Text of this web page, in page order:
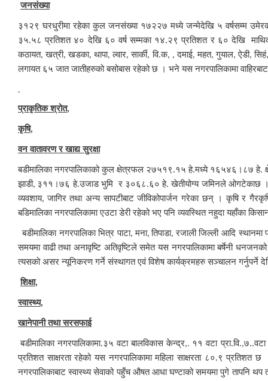
जनसंख्या
३१२९ घरधुरीमा रहेका कुल जनसंख्या १७२२७ मध्ये जन्मेदेखि ५ वर्षसम्म
३५.५८ प्रतिशत ४० देखि ६० वर्ष सम्मका १४.२९ प्रतिशत र ६० देखि
कठायत,खत्री,खडका,थापा,ल्वार,सार्की,वि.क, ,दमाई,महत,गुयाल,ऐडी,सिहं
लगायत ६५ जात जातीहरुको बसोबास रहेको छ । भने यस नगरपालिकामा
प्राकृतिक श्रोत,
कृषि,
वन वातावरण र खाद्य सुरक्षा
बडीमालिका नगरपालिकाको कुल क्षेत्रफल २७५१९.१५ हे.मध्ये १६५४६।८७
झाडी, ३११।७६ हे.उजाड भुमि र ३०६८.६० हे. खेतीयोग्य जमिनले ओगटेकाछ । यस
व्यवशाय,जागिर तथा अन्य सापटीबाट जीविकोपार्जन गरेका छन् । कृषि र
बडिमालिका नगरपालिकामा एउटा डेरी रहेको भए पनि व्यवस्थित नहुदा यहाँका
बडीमालिका नगरपालिका भित्र पाटा,मना,तिपाडा,रजाली जिल्ली आदि स्थानमा
समयमा वाढी तथा अनावृष्टि अतिवृष्टिले समेत यस नगरपालिकामा बर्षेनी
त्यसको असर न्यूनिकरण गर्ने संस्थागत एवं विशेष कार्यक्रमहरु सञ्चालन गर्नुपर्ने
शिक्षा,
स्वास्थ्य,
खानेपानी तथा सरसफाई
बडीमालिका नगरपालिकामा.३५ वटा बालविकास केन्द्र,. ११ वटा प्रा.वि.,
प्रतिशत साक्षरता रहेको यस नगरपालिकामा महिला साक्षरता ८०.९
नगरपालिकाबाट स्वास्थ्य सेवाको पहुँच औषत आधा घण्टाको समयमा पुगे तापनि थप